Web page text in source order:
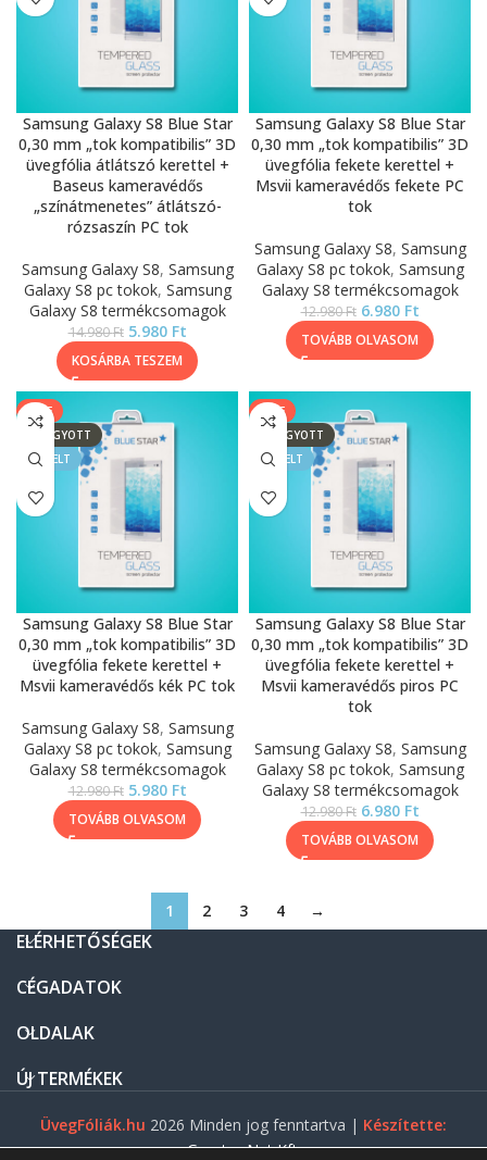
Samsung Galaxy S8 Blue Star
0,30 mm „tok kompatibilis” 3D
üvegfólia átlátszó kerettel +
Baseus kameravédős
„színátmenetes” átlátszó-
rózsaszín PC tok
Samsung Galaxy S8, Samsung
Galaxy S8 pc tokok, Samsung
Galaxy S8 termékcsomagok
14.980Ft 5.980 Ft
KOSÁRBA TESZEM
Samsung Galaxy S8 Blue Star
0,30 mm „tok kompatibilis” 3D
üvegfólia fekete kerettel +
Msvii kameravédős fekete PC
tok
Samsung Galaxy S8, Samsung
Galaxy S8 pc tokok, Samsung
Galaxy S8 termékcsomagok
12.980Ft 6.980 Ft
TOVÁBB OLVASOM
SALE
ELFOGYOTT
KIEMELT
Samsung Galaxy S8 Blue Star
0,30 mm „tok kompatibilis” 3D
üvegfólia fekete kerettel +
Msvii kameravédős kék PC tok
Samsung Galaxy S8, Samsung
Galaxy S8 pc tokok, Samsung
Galaxy S8 termékcsomagok
12.980Ft 5.980 Ft
TOVÁBB OLVASOM
SALE
ELFOGYOTT
KIEMELT
Samsung Galaxy S8 Blue Star
0,30 mm „tok kompatibilis” 3D
üvegfólia fekete kerettel +
Msvii kameravédős piros PC
tok
Samsung Galaxy S8, Samsung
Galaxy S8 pc tokok, Samsung
Galaxy S8 termékcsomagok
12.980Ft 6.980 Ft
TOVÁBB OLVASOM
1 2 3 4 →
ELÉRHETŐSÉGEK
CÉGADATOK
OLDALAK
ÚJ TERMÉKEK
ÜvegFóliák.hu 2026 Minden jog fenntartva | Készítette:
Gasztro Net Kft.